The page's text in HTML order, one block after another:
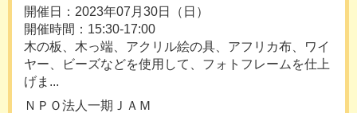
開催日：2023年07月30日（日）
開催時間：15:30-17:00
木の板、木っ端、アクリル絵の具、アフリカ布、ワイ
ヤー、ビーズなどを使用して、フォトフレームを仕上
げま...
ＮＰＯ法人一期ＪＡＭ